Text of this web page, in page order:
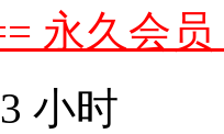
永久会员
小时